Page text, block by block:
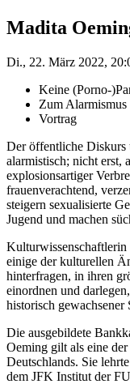
Madita
Di., 22. März 2022,
Keine (Porno-
Zum
Vortrag
Der öffentliche Diskurs
alarmistisch; nicht erst,
explosionsartiger
frauenverachtend,
steigern sexualisierte
Jugend und machen
einige der kulturellen
hinterfragen, in ihren
einordnen und
historisch gewachsener
Die ausgebildete
Oeming gilt als eine
Deutschlands. Sie
dem JFK Institut der